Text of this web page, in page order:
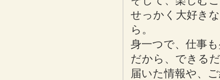
せっかく大好き
ら。
身一つで、仕事
だから、できる
届いた情報や、